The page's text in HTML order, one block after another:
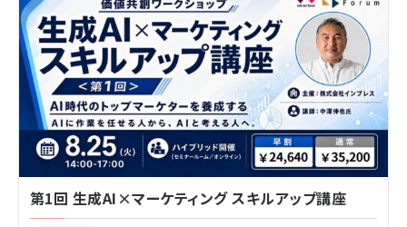
第1回 生成AI×マーケティング スキルアップ講座